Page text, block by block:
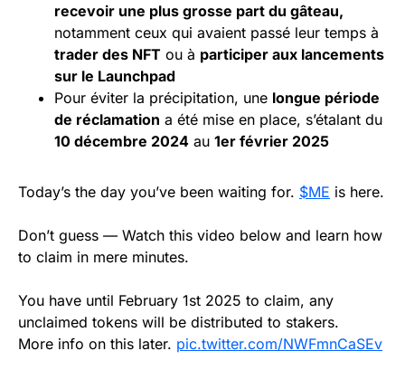
recevoir une plus grosse part du gâteau,
notamment ceux qui avaient passé leur temps à
trader des NFT ou à participer aux lancements
sur le Launchpad
Pour éviter la précipitation, une longue période
de réclamation a été mise en place, s’étalant du
10 décembre 2024 au 1er février 2025
Today’s the day you’ve been waiting for. $ME is here.
Don’t guess — Watch this video below and learn how
to claim in mere minutes.
You have until February 1st 2025 to claim, any
unclaimed tokens will be distributed to stakers.
More info on this later. pic.twitter.com/NWFmnCaSEv